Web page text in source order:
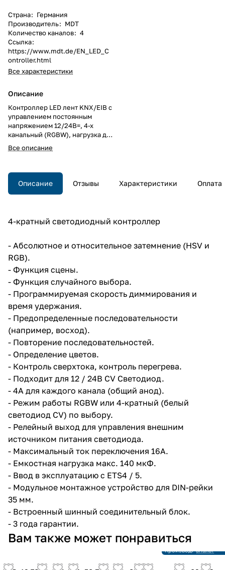
Страна: Германия
Производитель: MDT
Количество каналов: 4
Ссылка:
https://www.mdt.de/EN_LED_C
ontroller.html
Все характеристики
Описание
Контроллер LED лент KNX/EIB с
управлением постоянным
напряжением 12/24В=, 4-x
канальный (RGBW), нагрузка до
4.0А на канал, релейный выход
16А/140мкФ, сцены и
диммирование, PWM до 600Гц,
питание 12..24В=, на DIN рейку,
4TE .
Все описание
Описание Отзывы Характеристики Оплата
4-кратный светодиодный контроллер
- Абсолютное и относительное затемнение (HSV и
RGB).
- Функция сцены.
- Функция случайного выбора.
- Программируемая скорость диммирования и
время удержания.
- Предопределенные последовательности
(например, восход).
- Повторение последовательностей.
- Определение цветов.
- Контроль сверхтока, контроль перегрева.
- Подходит для 12 / 24В CV Светодиод.
- 4A для каждого канала (общий анод).
- Режим работы RGBW или 4-кратный (белый
светодиод CV) по выбору.
- Релейный выход для управления внешним
источником питания светодиода.
- Максимальный ток переключения 16A.
- Емкостная нагрузка макс. 140 мкФ.
- Ввод в эксплуатацию с ETS4 / 5.
- Модульное монтажное устройство для DIN-рейки
35 мм.
- Встроенный шинный соединительный блок.
- 3 года гарантии.
Вам также может понравиться
Снято с